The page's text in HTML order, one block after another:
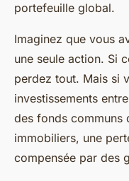
portefeuille global.
Imaginez que vous
une seule action. Si
perdez tout. Mais si
investissements
des fonds communs
immobiliers, une
compensée par des